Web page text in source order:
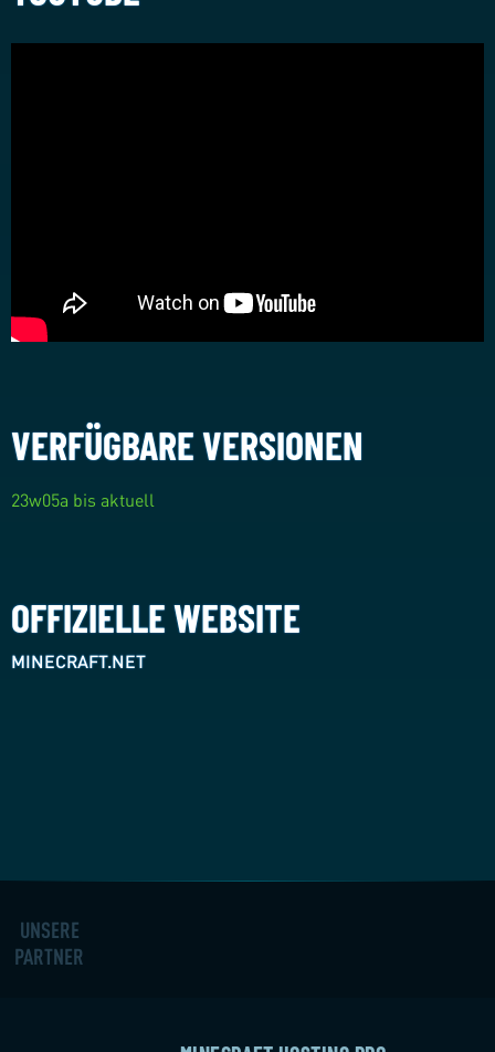
VERFÜGBARE VERSIONEN
23w05a bis aktuell
OFFIZIELLE WEBSITE
MINECRAFT.NET
UNSERE
PARTNER